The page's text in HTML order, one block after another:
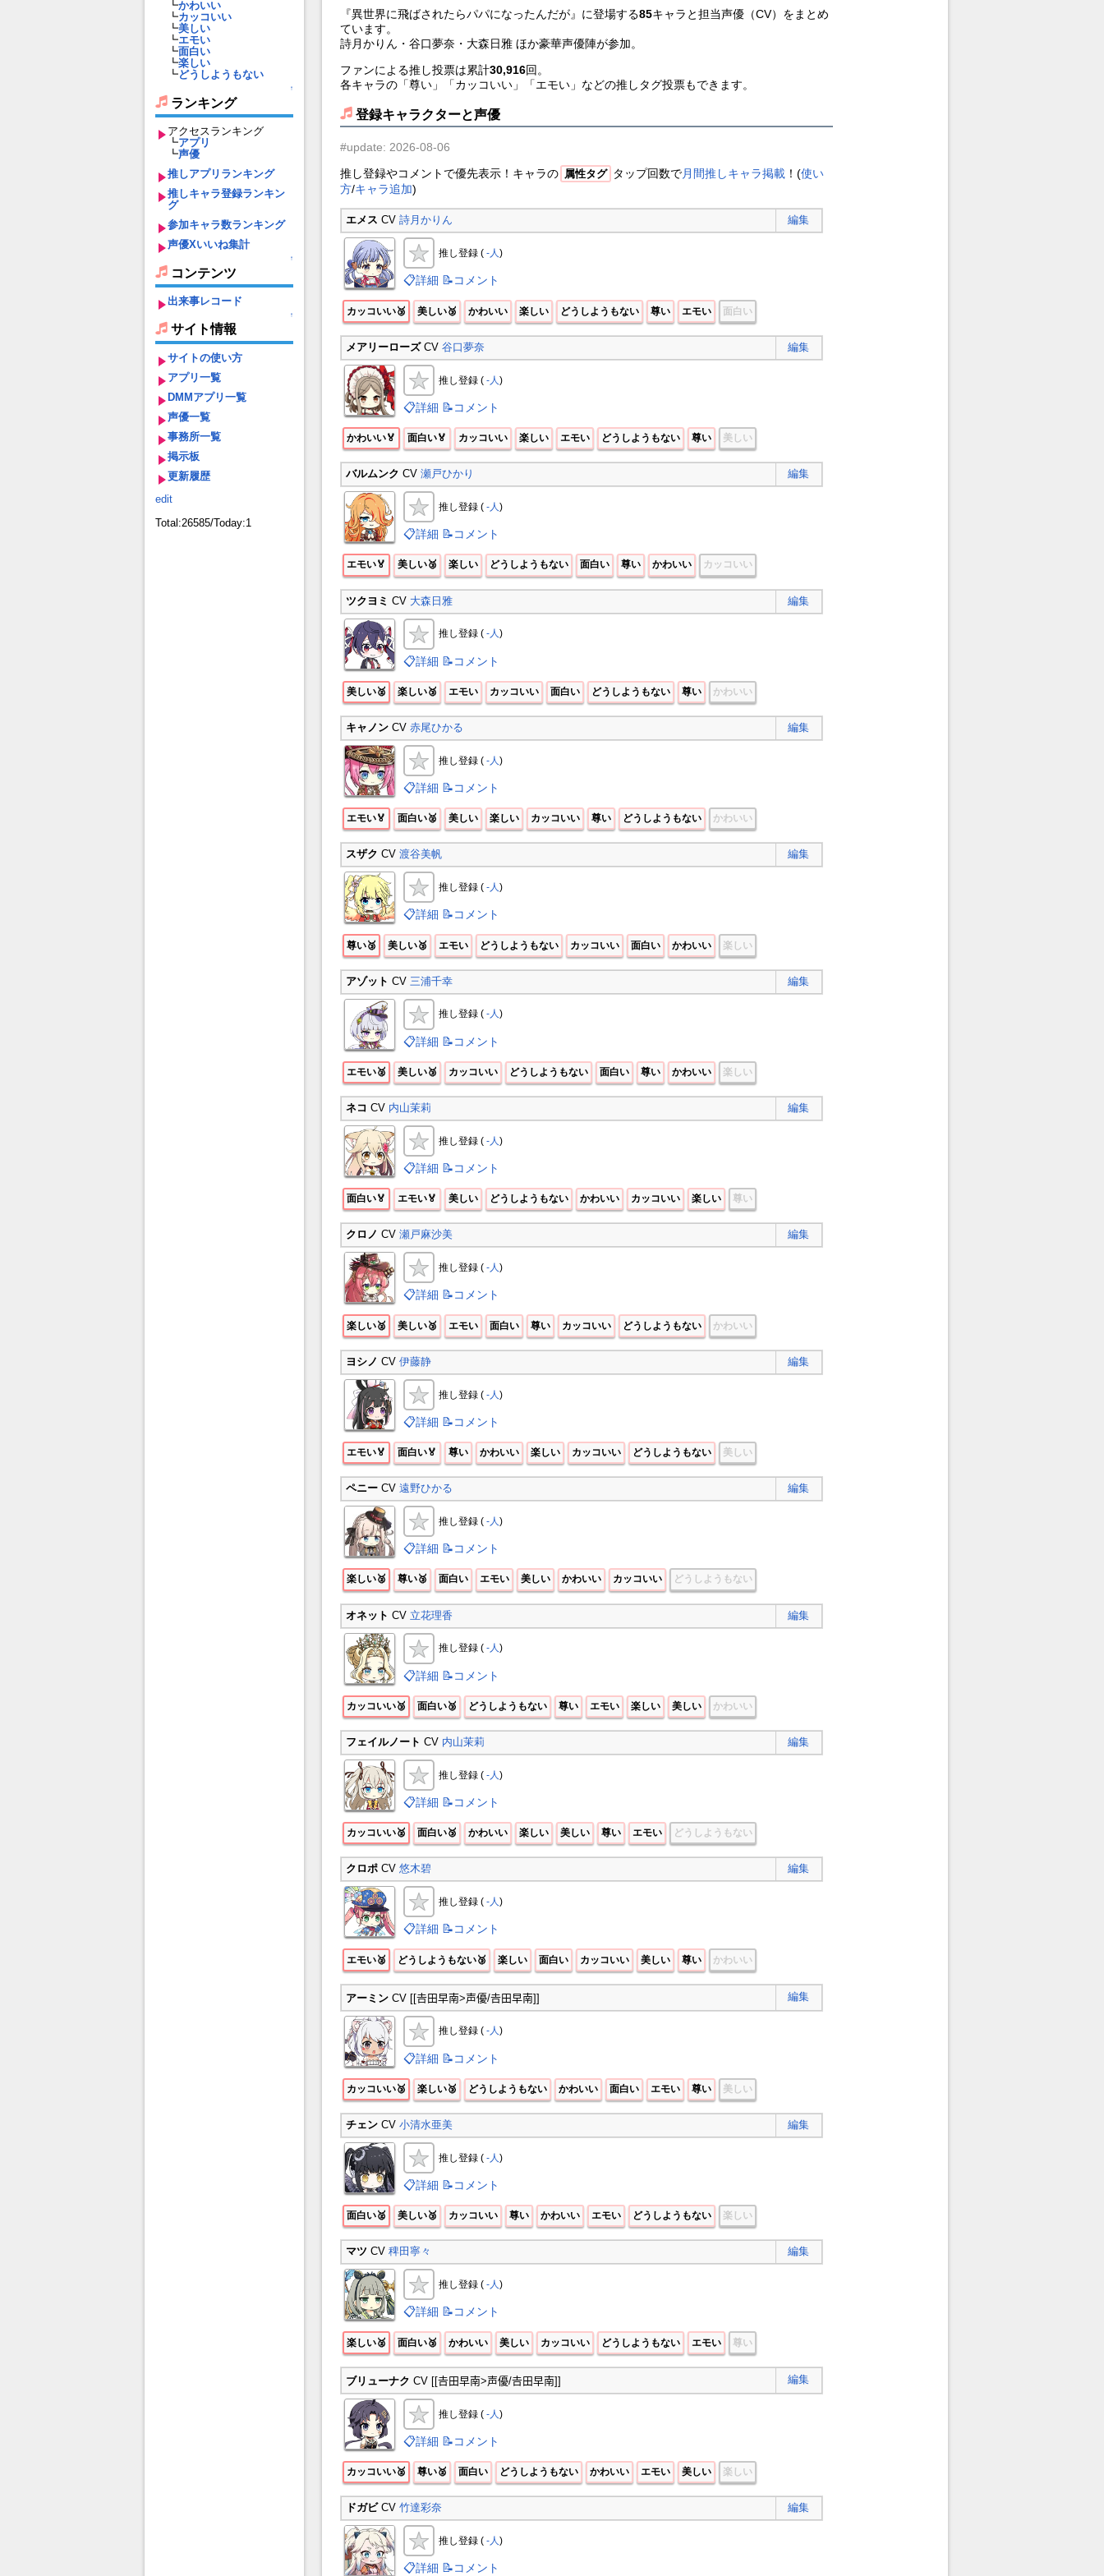
┗かわいい
┗カッコいい
┗美しい
┗エモい
┗面白い
┗楽しい
┗どうしようもない
↑
ランキング
アクセスランキング
┗アプリ
┗声優
推しアプリランキング
推しキャラ登録ランキン
グ
参加キャラ数ランキング
声優Xいいね集計
↑
コンテンツ
出来事レコード
↑
サイト情報
サイトの使い方
アプリ一覧
DMMアプリ一覧
声優一覧
事務所一覧
掲示板
更新履歴
edit
Total:26585/Today:1
『異世界に飛ばされたらパパになったんだが』に登場する85キャラと担当声優（CV）をまとめ
ています。
詩月かりん・谷口夢奈・大森日雅 ほか豪華声優陣が参加。
ファンによる推し投票は累計30,916回。
各キャラの「尊い」「カッコいい」「エモい」などの推しタグ投票もできます。
登録キャラクターと声優
#update: 2026-08-06
推し登録やコメントで優先表示！キャラの 属性タグ タップ回数で月間推しキャラ掲載 ！(使い
方/キャラ追加)
エメス CV 詩月かりん 編集
推し登録 ( -人)
📋詳細 📝コメント
カッコいい🥉 美しい🥉 かわいい 楽しい どうしようもない 尊い エモい 面白い
メアリーローズCV 谷口夢奈 編集
推し登録 ( -人 )
📋詳細 📝コメント
かわいい🏅 面白い🏅 カッコいい 楽しい エモい どうしようもない 尊い 美しい
バルムンク CV 瀬戸ひかり 編集
推し登録 ( -人)
📋詳細 📝コメント
エモい🏅 美しい🥉 楽しい どうしようもない 面白い 尊い かわいい カッコいい
ツクヨミ CV 大森日雅 編集
推し登録 ( -人)
📋詳細 📝コメント
美しい🥈 楽しい🥉 エモい カッコいい 面白い どうしようもない 尊い かわいい
キャノンCV 赤尾ひかる 編集
推し登録 ( -人 )
📋詳細 📝コメント
エモい🏅 面白い🥈 美しい 楽しい カッコいい 尊い どうしようもない かわいい
スザク CV 渡谷美帆 編集
推し登録 ( -人)
📋詳細 📝コメント
尊い🥉 美しい🥉 エモい どうしようもない カッコいい 面白い かわいい 楽しい
アゾット CV 三浦千幸 編集
推し登録 ( -人)
📋詳細 📝コメント
エモい🥈 美しい🥉 カッコいい どうしようもない 面白い 尊い かわいい 楽しい
ネコ CV 内山茉莉 編集
推し登録 ( -人)
📋詳細 📝コメント
面白い🏅 エモい🏅 美しい どうしようもない かわいい カッコいい 楽しい 尊い
クロノ CV 瀬戸麻沙美 編集
推し登録 ( -人)
📋詳細 📝コメント
楽しい🥈 美しい🥉 エモい 面白い 尊い カッコいい どうしようもない かわいい
ヨシノ CV 伊藤静 編集
推し登録 ( -人 )
📋詳細 📝コメント
エモい🏅 面白い🏅 尊い かわいい 楽しい カッコいい どうしようもない 美しい
ペニーCV 遠野ひかる 編集
推し登録 ( -人)
📋詳細 📝コメント
楽しい🥈 尊い🥉 面白い エモい 美しい かわいい カッコいい どうしようもない
オネット CV 立花理香 編集
推し登録 ( -人)
📋詳細 📝コメント
カッコいい🥉 面白い🥉 どうしようもない 尊い エモい 楽しい 美しい かわいい
フェイルノート CV 内山茉莉 編集
推し登録 ( -人 )
📋詳細 📝コメント
カッコいい🥈 面白い🥉 かわいい 楽しい 美しい 尊い エモい どうしようもない
クロポCV 悠木碧 編集
推し登録 ( -人)
📋詳細 📝コメント
エモい🥈 どうしようもない🥉 楽しい 面白い カッコいい 美しい 尊い かわいい
アーミンCV [[𠮷田早南>声優/𠮷田早南]] 編集
推し登録 ( -人)
📋詳細 📝コメント
カッコいい🥉 楽しい🥉 どうしようもない かわいい 面白い エモい 尊い 美しい
チェンCV 小清水亜美 編集
推し登録 ( -人)
📋詳細 📝コメント
面白い🥈 美しい🥉 カッコいい 尊い かわいい エモい どうしようもない 楽しい
マツ CV 稗田寧々 編集
推し登録 ( -人)
📋詳細 📝コメント
楽しい🥈 面白い🥉 かわいい 美しい カッコいい どうしようもない エモい 尊い
ブリューナク CV [[𠮷田早南>声優/𠮷田早南]] 編集
推し登録 ( -人 )
📋詳細 📝コメント
カッコいい🥈 尊い🥈 面白い どうしようもない かわいい エモい 美しい 楽しい
ドガビCV 竹達彩奈 編集
推し登録 ( -人)
📋詳細 📝コメント